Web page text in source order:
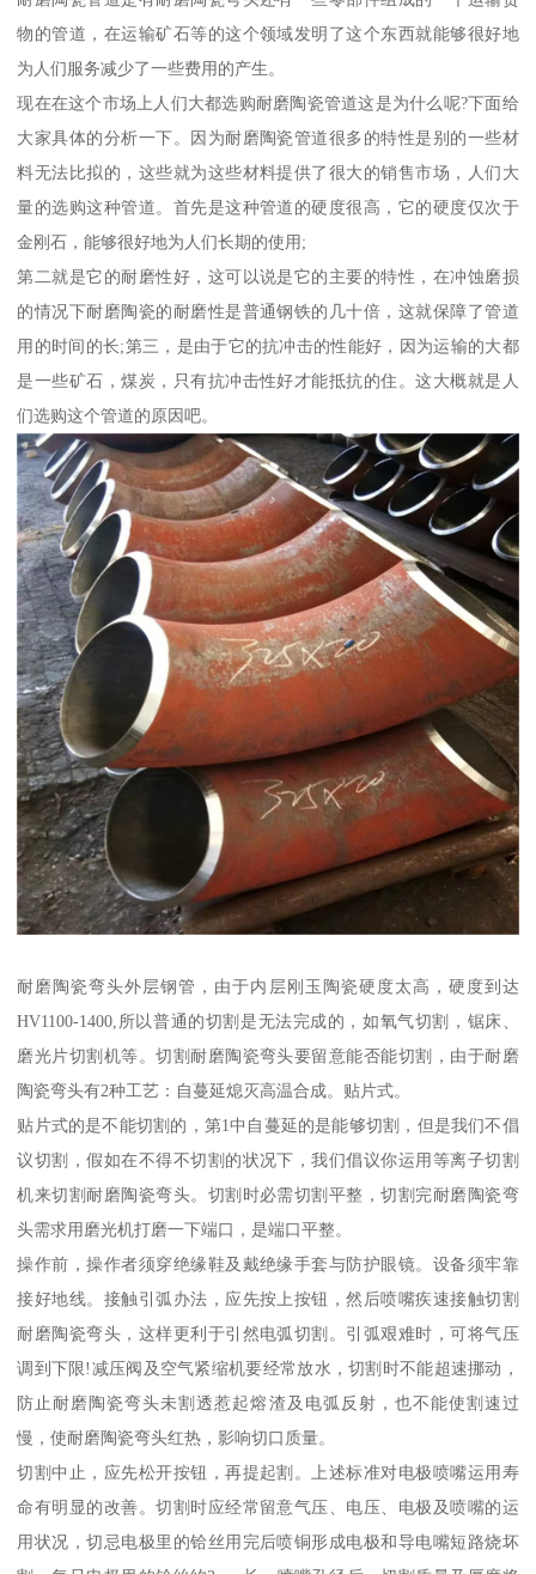
物的管道，在运输矿石等的这个领域发明了这个东西就能够很好地
为人们服务减少了一些费用的产生。
现在在这个市场上人们大都选购耐磨陶瓷管道这是为什么呢?下面给
大家具体的分析一下。因为耐磨陶瓷管道很多的特性是别的一些材
料无法比拟的，这些就为这些材料提供了很大的销售市场，人们大
量的选购这种管道。首先是这种管道的硬度很高，它的硬度仅次于
金刚石，能够很好地为人们长期的使用;
第二就是它的耐磨性好，这可以说是它的主要的特性，在冲蚀磨损
的情况下耐磨陶瓷的耐磨性是普通钢铁的几十倍，这就保障了管道
用的时间的长;第三，是由于它的抗冲击的性能好，因为运输的大都
是一些矿石，煤炭，只有抗冲击性好才能抵抗的住。这大概就是人
们选购这个管道的原因吧。
耐磨陶瓷弯头外层钢管，由于内层刚玉陶瓷硬度太高，硬度到达
HV1100-1400,所以普通的切割是无法完成的，如氧气切割，锯床、
磨光片切割机等。切割耐磨陶瓷弯头要留意能否能切割，由于耐磨
陶瓷弯头有2种工艺：自蔓延熄灭高温合成。贴片式。
贴片式的是不能切割的，第1中自蔓延的是能够切割，但是我们不倡
议切割，假如在不得不切割的状况下，我们倡议你运用等离子切割
机来切割耐磨陶瓷弯头。切割时必需切割平整，切割完耐磨陶瓷弯
头需求用磨光机打磨一下端口，是端口平整。
操作前，操作者须穿绝缘鞋及戴绝缘手套与防护眼镜。设备须牢靠
接好地线。接触引弧办法，应先按上按钮，然后喷嘴疾速接触切割
耐磨陶瓷弯头，这样更利于引然电弧切割。引弧艰难时，可将气压
调到下限!减压阀及空气紧缩机要经常放水，切割时不能超速挪动，
防止耐磨陶瓷弯头未割透惹起熔渣及电弧反射，也不能使割速过
慢，使耐磨陶瓷弯头红热，影响切口质量。
切割中止，应先松开按钮，再提起割。上述标准对电极喷嘴运用寿
命有明显的改善。切割时应经常留意气压、电压、电极及喷嘴的运
用状况，切忌电极里的铪丝用完后喷铜形成电极和导电嘴短路烧坏